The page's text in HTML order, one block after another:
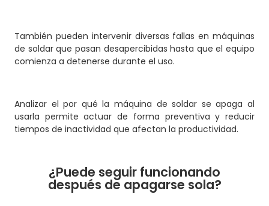
También pueden intervenir diversas fallas en máquinas
de soldar que pasan desapercibidas hasta que el equipo
comienza a detenerse durante el uso.
Analizar el por qué la máquina de soldar se apaga al
usarla permite actuar de forma preventiva y reducir
tiempos de inactividad que afectan la productividad.
¿Puede seguir funcionando
después de apagarse sola?